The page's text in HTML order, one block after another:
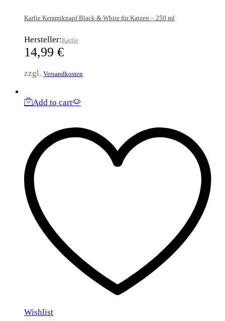
Karlie Keramiknapf Black & White für Katzen – 250 ml
Hersteller:Karlie
14,99 €
zzgl. Versandkosten
Add to cart
Wishlist